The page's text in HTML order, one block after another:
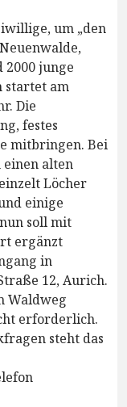
um „den
junge
startet am
Die
festes
mitbringen. Bei
einen alten
Löcher
einige
soll mit
ergänzt
in
12, Aurich.
Waldweg
erforderlich.
steht das